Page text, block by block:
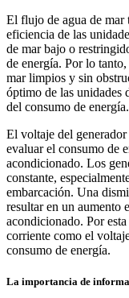
El flujo de agua de mar
eficiencia de las
de mar bajo o
de energía. Por lo
mar limpios y sin
óptimo de las unidades
del consumo de energía.
El voltaje del
evaluar el consumo de
acondicionado. Los
constante,
embarcación. Una
resultar en un aumento
acondicionado. Por
corriente como el
consumo de energía.
La importancia de